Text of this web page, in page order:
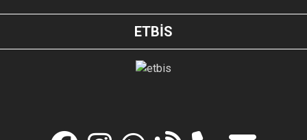
ETBİS